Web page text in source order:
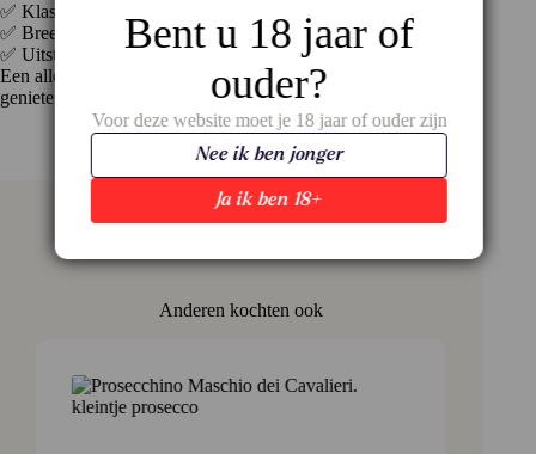
✅ Klassieke Montepulciano-stijl: soepel, kruidig, fruitig
✅ Breed inzetbaar aan tafel
✅ Uitstekende prijs-kwaliteitverhouding
Een alleskunner met persoonlijkheid – ideaal voor dagelijks
genieten of een gezellige Italiaanse avond.
Anderen kochten ook
Bent u 18 jaar of
ouder?
Voor deze website moet je 18 jaar of ouder zijn
Ja ik ben 18+
Nee ik ben jonger